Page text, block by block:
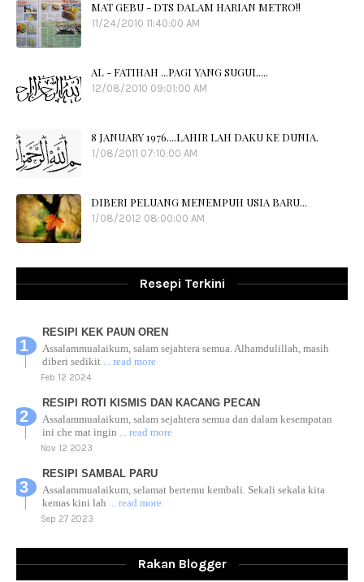
MAT GEBU - DTS DALAM HARIAN METRO!!
11/24/2010 11:40:00 AM
AL - FATIHAH ...PAGI YANG SUGUL....
12/08/2010 09:01:00 AM
8 JANUARY 1976....LAHIR LAH DAKU KE DUNIA.
1/08/2011 07:10:00 AM
DIBERI PELUANG MENEMPUH USIA BARU...
1/08/2012 08:00:00 AM
Resepi Terkini
RESIPI KEK PAUN OREN
Assalammualaikum, salam sejahtera semua. Alhamdulillah, masih
diberi sedikit ... read more
Feb 12 2024
RESIPI ROTI KISMIS DAN KACANG PECAN
Assalammualaikum, salam sejahtera semua dan dalam kesempatan
ini che mat ingin ... read more
Nov 12 2023
RESIPI SAMBAL PARU
Assalammualaikum, selamat bertemu kembali. Sekali sekala kita
kemas kini lah ... read more
Sep 27 2023
Assalammualaikum, salam sejahtera dan salam rindu untuk semua.
Rakan Blogger